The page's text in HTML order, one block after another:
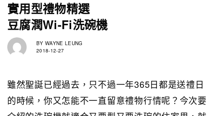
實用型禮物精選
豆腐潤Wi-Fi洗碗機
BY WAYNE LEUNG
2018-12-27
雖然聖誕已經過去，只不過一年365日都是送禮日
的時候，你又怎能不一直留意禮物行情呢？今次要